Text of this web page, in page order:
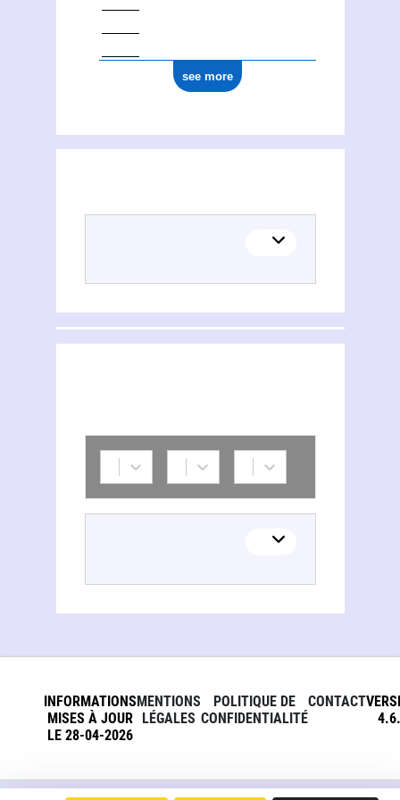
see more
INFORMATIONS
MISES À JOUR
LE 28-04-2026
MENTIONS
LÉGALES
POLITIQUE DE
CONFIDENTIALITÉ
CONTACT